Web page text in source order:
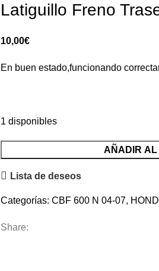
Latiguillo Freno
10,00€
En buen estado,funcionando
1 disponibles
Freno
Trasero
AÑADIR AL
Lista de deseos
Categorías: CBF 600 N 04-07,
Share: